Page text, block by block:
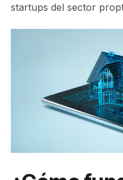
startups del sector